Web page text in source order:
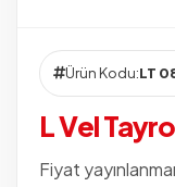
Ürün Kodu:LT
L Vel
Fiyat